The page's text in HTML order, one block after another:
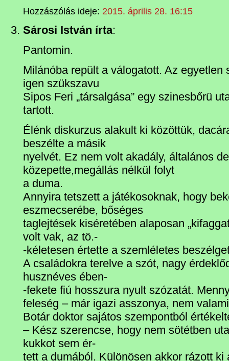
Hozzászólás ideje: 2015. április 28. 16:15
Sárosi István írta:
Pantomin.
Milánóba repült a válogatott. Az egyetlen
igen szükszavu
Sipos Feri „társalgása” egy szinesbőrü
tartott.
Élénk diskurzus alakult ki közöttük,
beszélte a másik
nyelvét. Ez nem volt akadály, általános
közepette,megállás nélkül folyt
a duma.
Annyira tetszett a játékosoknak, hogy
eszmecserébe, bőséges
taglejtések kiséretében alaposan
volt vak, az tö.-
-kéletesen értette a szemléletes
A családokra terelve a szót, nagy
husznéves ében-
-fekete fiú hosszura nyult szózatát.
feleség – már igazi asszonya, nem
Botár doktor sajátos szempontból
– Kész szerencse, hogy nem sötétben
kukkot sem ér-
tett a dumából. Különösen akkor rázott ki